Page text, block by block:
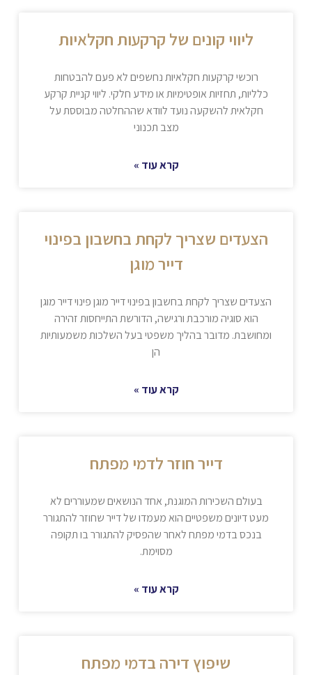
ליווי קונים של קרקעות חקלאיות
רוכשי קרקעות חקלאיות נחשפים לא פעם להבטחות
כלליות, תחזיות אופטימיות או מידע חלקי. ליווי קניית קרקע
חקלאית להשקעה נועד לוודא שההחלטה מבוססת על
מצב תכנוני
קרא עוד »
הצעדים שצריך לקחת בחשבון בפינוי
דייר מוגן
הצעדים שצריך לקחת בחשבון בפינוי דייר מוגן פינוי דייר מוגן
הוא סוגיה מורכבת ורגישה, הדורשת התייחסות זהירה
ומחושבת. מדובר בהליך משפטי בעל השלכות משמעותיות
הן
קרא עוד »
דייר חוזר לדמי מפתח
בעולם השכירות המוגנת, אחד הנושאים שמעוררים לא
מעט דיונים משפטיים הוא מעמדו של דייר שחוזר להתגורר
בנכס בדמי מפתח לאחר שהפסיק להתגורר בו תקופה
מסוימת.
קרא עוד »
שיפוץ דירה בדמי מפתח